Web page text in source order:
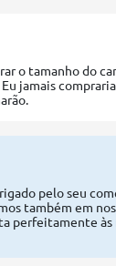
o tamanho do
jamais
pelo seu
também em
perfeitamente